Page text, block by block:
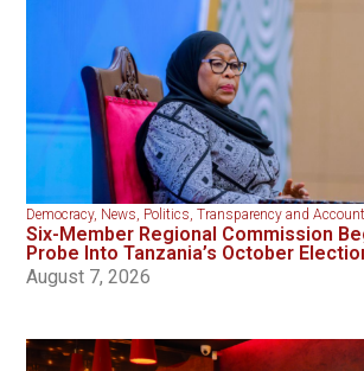
Democracy, News, Politics,Transparency and
Six-Member Regional Commission
Probe Into Tanzania’s October
August 7, 2026